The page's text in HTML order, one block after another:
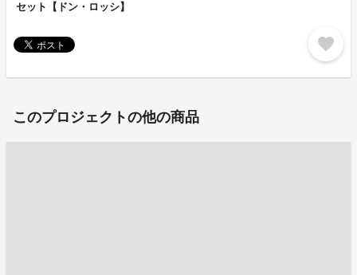
セット【ドン・ロッシ】
favorite
このプロジェクトの他の商品